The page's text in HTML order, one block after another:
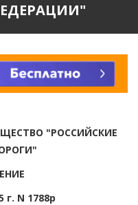
"РОССИЙСКИЕ
г. N 1788р